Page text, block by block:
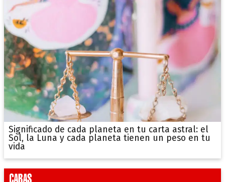
Significado de cada planeta en tu carta astral: el
Sol, la Luna y cada planeta tienen un peso en tu
vida